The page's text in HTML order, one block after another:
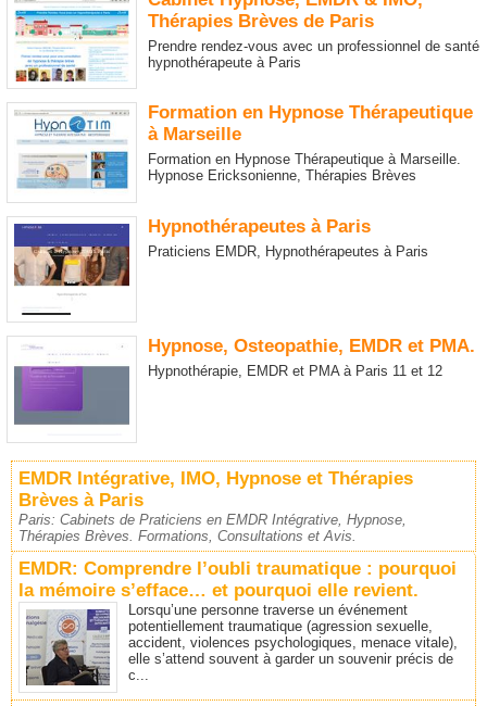
Thérapies Brèves de Paris
Prendre rendez-vous avec un professionnel de santé
hypnothérapeute à Paris
Formation en Hypnose Thérapeutique
à Marseille
Formation en Hypnose Thérapeutique à Marseille.
Hypnose Ericksonienne, Thérapies Brèves
Hypnothérapeutes à Paris
Praticiens EMDR, Hypnothérapeutes à Paris
Hypnose, Osteopathie, EMDR et PMA.
Hypnothérapie, EMDR et PMA à Paris 11 et 12
EMDR Intégrative, IMO, Hypnose et Thérapies
Brèves à Paris
Paris: Cabinets de Praticiens en EMDR Intégrative, Hypnose,
Thérapies Brèves. Formations, Consultations et Avis.
EMDR: Comprendre l’oubli traumatique : pourquoi
la mémoire s’efface… et pourquoi elle revient.
Lorsqu’une personne traverse un événement
potentiellement traumatique (agression sexuelle,
accident, violences psychologiques, menace vitale),
elle s’attend souvent à garder un souvenir précis de
c...